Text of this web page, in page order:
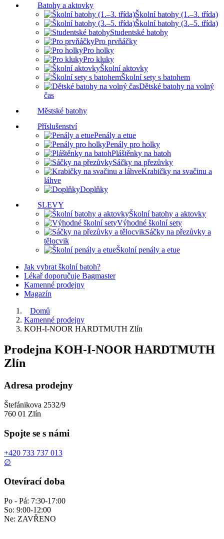
Batohy a aktovky
Školní batohy (1.–3. třída)
Školní batohy (3.–5. třída)
Studentské batohy
Pro prvňáčky
Pro holky
Pro kluky
Školní aktovky
Školní sety s batohem
Dětské batohy na volný
čas
Městské batohy
Příslušenství
Penály a etue
Penály pro holky
Pláštěnky na batoh
Sáčky na přezůvky
Krabičky na svačinu a
láhve
Doplňky
SLEVY
Školní batohy a aktovky
Výhodné školní sety
Sáčky na přezůvky a
tělocvik
Školní penály a etue
Jak vybrat školní batoh?
Lékař doporučuje Bagmaster
Kamenné prodejny
Magazín
Domů
Kamenné prodejny
KOH-I-NOOR HARDTMUTH Zlín
Prodejna KOH-I-NOOR HARDTMUTH
Zlín
Adresa prodejny
Štefánikova 2532/9
760 01 Zlín
Spojte se s námi
+420 733 737 013
∅
Otevírací doba
Po - Pá: 7:30-17:00
So: 9:00-12:00
Ne: ZAVŘENO